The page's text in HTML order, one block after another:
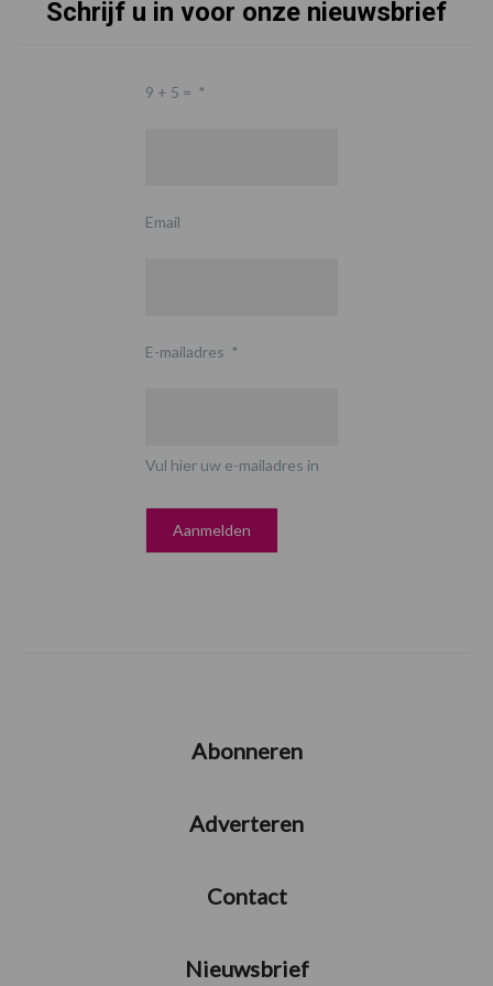
Schrijf u in voor onze nieuwsbrief
9 + 5 = *
Email
E-mailadres *
Vul hier uw e-mailadres in
Abonneren
Adverteren
Contact
Nieuwsbrief